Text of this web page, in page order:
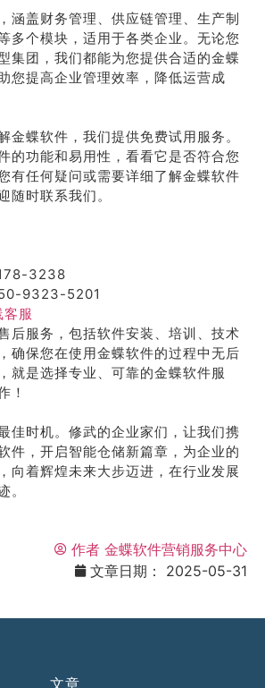
涵盖财务管理、供应链管理、生产制
多个模块，适用于各类企业。无论您
集团，我们都能为您提供合适的金蝶
您提高企业管理效率，降低运营成
金蝶软件，我们提供免费试用服务。
的功能和易用性，看看它是否符合您
有任何疑问或需要详细了解金蝶软件
随时联系我们。
3238
9323-5201
客服
后服务，包括软件安装、培训、技术
确保您在使用金蝶软件的过程中无后
就是选择专业、可靠的金蝶软件服
！
佳时机。修武的企业家们，让我们携
件，开启智能仓储新篇章，为企业的
向着辉煌未来大步迈进，在行业发展
。
作者 金蝶软件营销服务中心
文章日期：
2025-05-31
文章